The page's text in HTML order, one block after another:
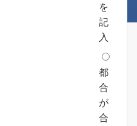
を
記
入
都
合
が
合